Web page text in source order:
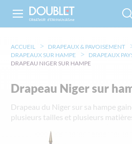
ACCUEIL
DRAPEAUX & PAVOISEMENT
DRAPEAUX SUR HAMPE
DRAPEAUX
DRAPEAU NIGER SUR HAMPE
Drapeau Niger sur
Drapeau du Niger sur sa hampe
plusieurs tailles et plusieurs